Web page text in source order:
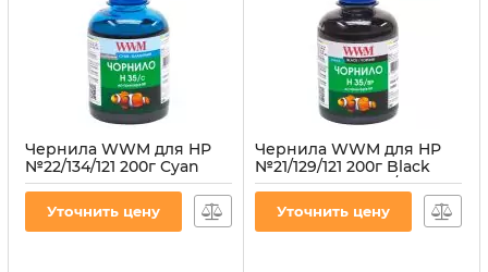
Чернила WWM для HP
№22/134/121 200г Cyan
водорастворимые
Уточнить цену
Чернила WWM для HP
№21/129/121 200г Black
пигментная (H35/BP) для
Уточнить цену